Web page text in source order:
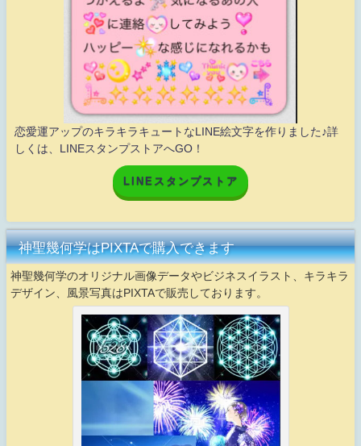
恋愛運アップのキラキラキュートなLINE絵文字を作りました♪詳
しくは、LINEスタンプストアへGO！
LINEスタンプストア
神聖幾何学はPIXTAで購入できます
神聖幾何学のオリジナル画像データやビジネスイラスト、キラキラ
デザイン、風景写真はPIXTAで販売しております。